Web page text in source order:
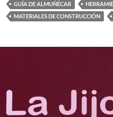
GUÍA DE ALMUÑÉCAR
MATERIALES DE CONSTRUCCIÓN